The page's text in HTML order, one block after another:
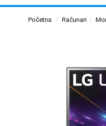
Početna Računari